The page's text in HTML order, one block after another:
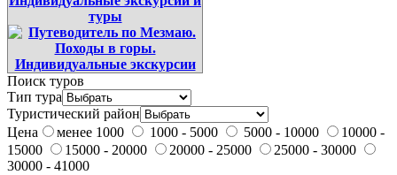
Поиск туров
Тип тура
Туристический район
Цена
менее 1000 1000 - 5000 5000 - 10000
10000 -
15000
15000 - 20000 20000 - 25000
25000 - 30000
30000 - 41000